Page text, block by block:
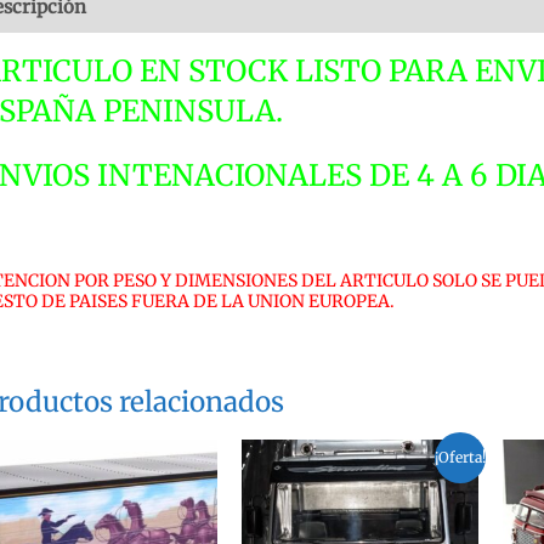
EN STOCK LISTO PARA
PENINSULA.
INTENACIONALES DE 4 A 6
POR PESO Y DIMENSIONES DEL ARTICULO SOLO SE
DE PAISES FUERA DE LA UNION EUROPEA.
relacionados
¡Oferta!